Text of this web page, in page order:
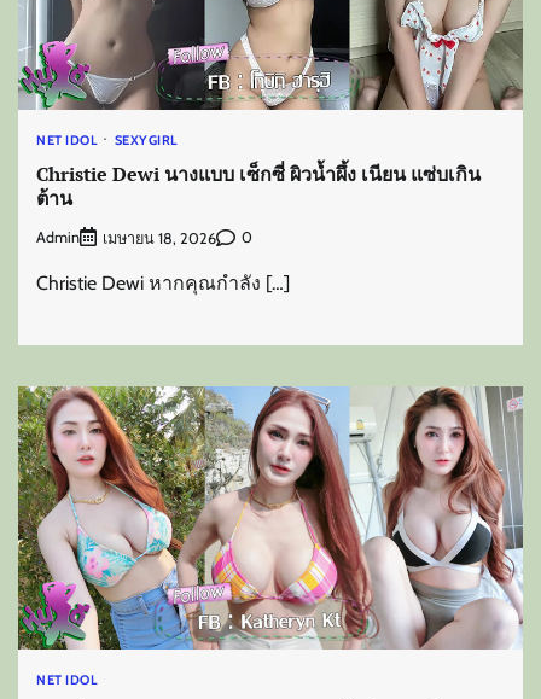
NET IDOL SEXYGIRL
Christie Dewi นางแบบ เซ็กซี่ ผิวน้ำผึ้ง เนียน แซ่บเกิน
ต้าน
Admin เมษายน 18, 2026 0
Christie Dewi หากคุณกำลัง […]
NET IDOL